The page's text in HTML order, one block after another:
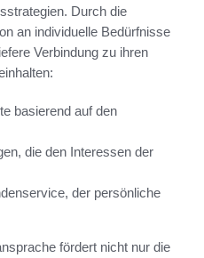
Durch die
an individuelle Bedürfnisse
Verbindung zu ihren
basierend auf den
die den Interessen der
der persönliche
fördert nicht nur die